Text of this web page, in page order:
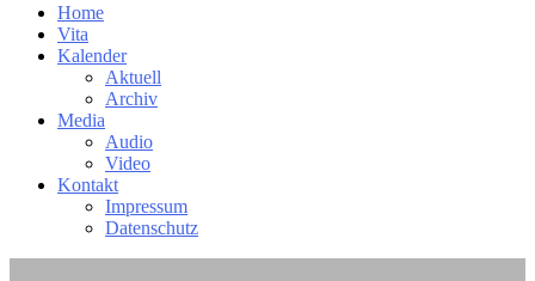
Home
Vita
Kalender
Aktuell
Archiv
Media
Audio
Video
Kontakt
Impressum
Datenschutz